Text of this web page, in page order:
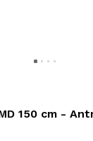
150 cm -